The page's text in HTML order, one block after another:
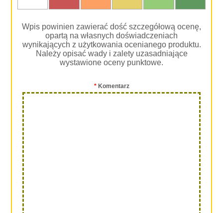
Wpis powinien zawierać dość szczegółową ocenę,
opartą na własnych doświadczeniach
wynikających z użytkowania ocenianego produktu.
Należy opisać wady i zalety uzasadniające
wystawione oceny punktowe.
*Komentarz